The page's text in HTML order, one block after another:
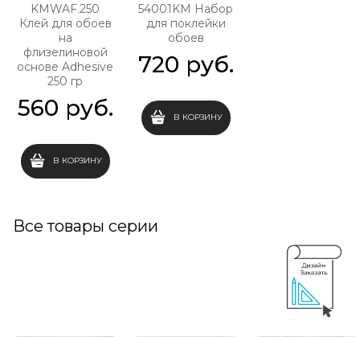
KMWAF.250
Клей для обоев
на
флизелиновой
основе Adhesive
250 гр
560 руб.
В КОРЗИНУ
54001KM Набор
для поклейки
обоев
720 руб.
В КОРЗИНУ
Все товары серии